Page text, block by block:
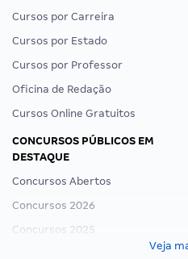
Cursos por Carreira
Cursos por Estado
Cursos por Professor
Oficina de Redação
Cursos Online Gratuitos
CONCURSOS PÚBLICOS EM
DESTAQUE
Concursos Abertos
Concursos 2026
Concursos 2025
Veja